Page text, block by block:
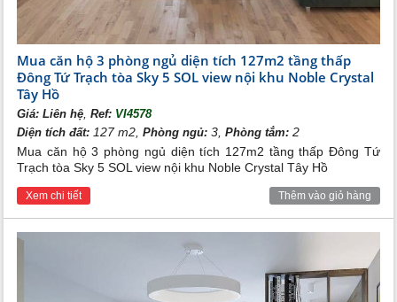
Mua căn hộ 3 phòng ngủ diện tích 127m2 tầng thấp
Đông Tứ Trạch tòa Sky 5 SOL view nội khu Noble Crystal
Tây Hồ
Giá:Liên hệ,Ref: VI4578
Diện tích đất: 127 m2,Phòng ngủ: 3,Phòng tắm: 2
Mua căn hộ 3 phòng ngủ diện tích 127m2 tầng thấp Đông Tứ
Trạch tòa Sky 5 SOL view nội khu Noble Crystal Tây Hồ
Xem chi tiết Thêm vào giỏ hàng